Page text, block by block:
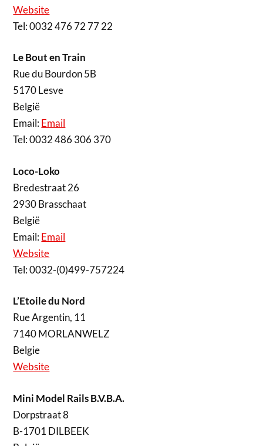
Website
Tel: 0032 476 72 77 22
Le Bout en Train
Rue du Bourdon 5B
5170 Lesve
België
Email:Email
Tel: 0032 486 306 370
Loco-Loko
Bredestraat 26
2930 Brasschaat
België
Email:Email
Website
Tel: 0032-(0)499-757224
L’Etoile du Nord
Rue Argentin, 11
7140 MORLANWELZ
Belgie
Website
Mini Model Rails B.V.B.A.
Dorpstraat 8
B-1701 DILBEEK